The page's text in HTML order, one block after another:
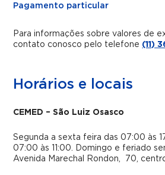
Pagamento particular
Para informações sobre valores de
contato conosco pelo telefone (11)
Horários e locais
CEMED – São Luiz Osasco
Segunda a sexta feira das 07:00 às
07:00 às 11:00.
Domingo e feriado
Avenida Marechal Rondon, 70,